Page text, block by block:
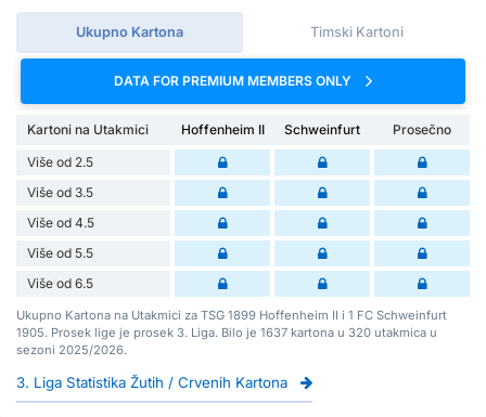
Ukupno Kartona Timski Kartoni
DATA FOR PREMIUM MEMBERS ONLY
Kartoni na Utakmici Hoffenheim II Schweinfurt
Prosečno
Više od 2.5
Više od 3.5
Više od 4.5
Više od 5.5
Više od 6.5
Ukupno Kartona na Utakmici za TSG 1899 Hoffenheim II i 1 FC Schweinfurt
1905. Prosek lige je prosek 3. Liga. Bilo je 1637 kartona u 320 utakmica u
sezoni 2025/2026.
3. Liga Statistika Žutih / Crvenih Kartona